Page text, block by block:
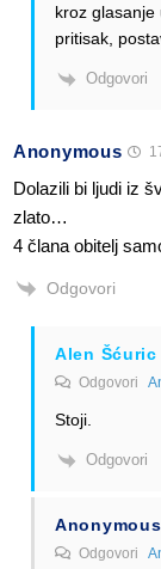
kroz glasanje
pritisak,
Odgovori
Anonymous
Dolazili bi ljudi iz
zlato…
4 člana obitelj
Odgovori
Alen Šćuric
Odgovori
Stoji.
Odgovori
Odgovori